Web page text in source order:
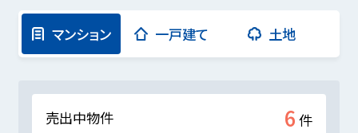
マンション 一戸建て 土地
売出中物件 6 件